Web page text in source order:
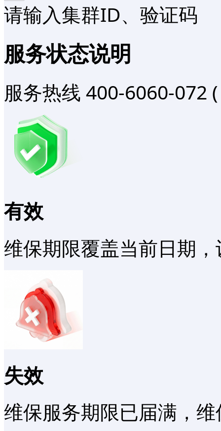
请输入集群ID、验证码
服务状态说明
服务热线 400-6060-072
有效
维保期限覆盖当前日期
失效
维保服务期限已届满，